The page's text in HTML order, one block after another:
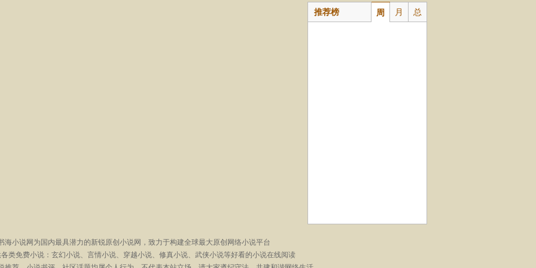
推荐榜 周 月 总
海小说网为国内最具潜力的新锐原创小说网，致力于构建全球最大原创网络小说平台
类免费小说：玄幻小说、言情小说、穿越小说、修真小说、武侠小说等好看的小说在线阅读